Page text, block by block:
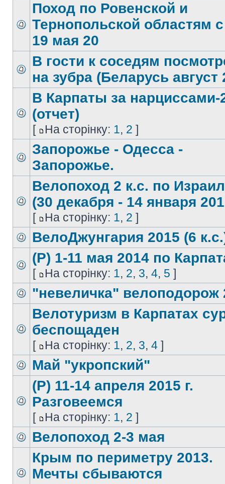
Поход по Ровенской и
Тернопольской областям
19 мая 20
В гости к соседям
на зубра (Беларусь август
В Карпаты за нарциссами-
(отчет)
[ На сторінку: 1, 2 ]
Запорожье - Одесса -
Запорожье.
Велопоход 2 к.с. по
(30 декабря - 14 января
[ На сторінку: 1, 2 ]
ВелоДжунгария 2015 (6
(Р) 1-11 мая 2014 по
[ На сторінку: 1, 2, 3, 4, 5 ]
"невеличка" велоподорож
Велотуризм в Карпатах
беспощаден
[ На сторінку: 1, 2, 3, 4 ]
Май "укропский"
(Р) 11-14 апреля 2015 г.
Разговеемся
[ На сторінку: 1, 2 ]
Велопоход 2-3 мая
Крым по периметру 2013.
Мечты сбываются